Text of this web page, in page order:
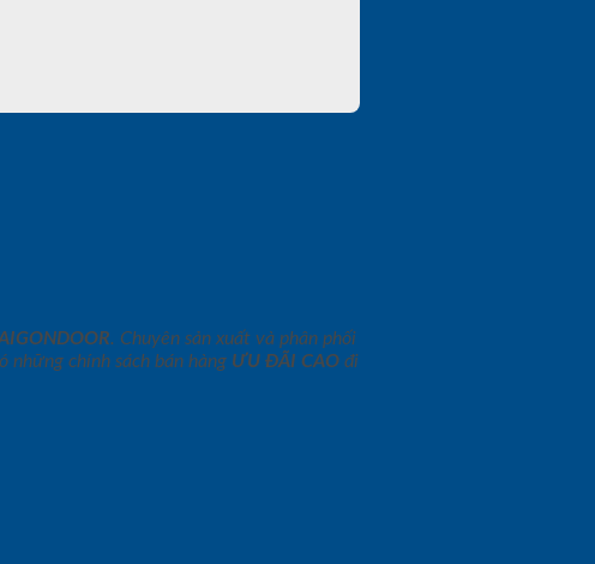
. Chuyên sản xuất và phân phối
những chính sách bán hàng ƯU ĐÃI CAO đi